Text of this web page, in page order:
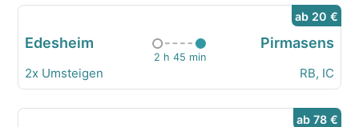
ab 20 €
Edesheim
2 h 45 min
Pirmasens
2x Umsteigen RB, IC
ab 78 €